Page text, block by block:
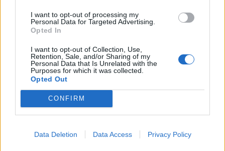
I want to opt-out of processing my
Personal Data for Targeted Advertising.
Opted In
I want to opt-out of Collection, Use,
Retention, Sale, and/or Sharing of my
Personal Data that Is Unrelated with the
Purposes for which it was collected.
Opted Out
CONFIRM
Data Deletion Data Access Privacy Policy